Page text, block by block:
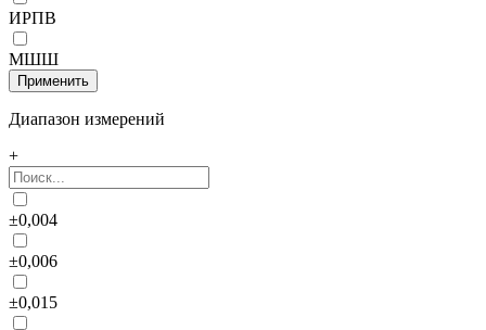
ИРПВ
МШШ
Диапазон измерений
+
±0,004
±0,006
±0,015